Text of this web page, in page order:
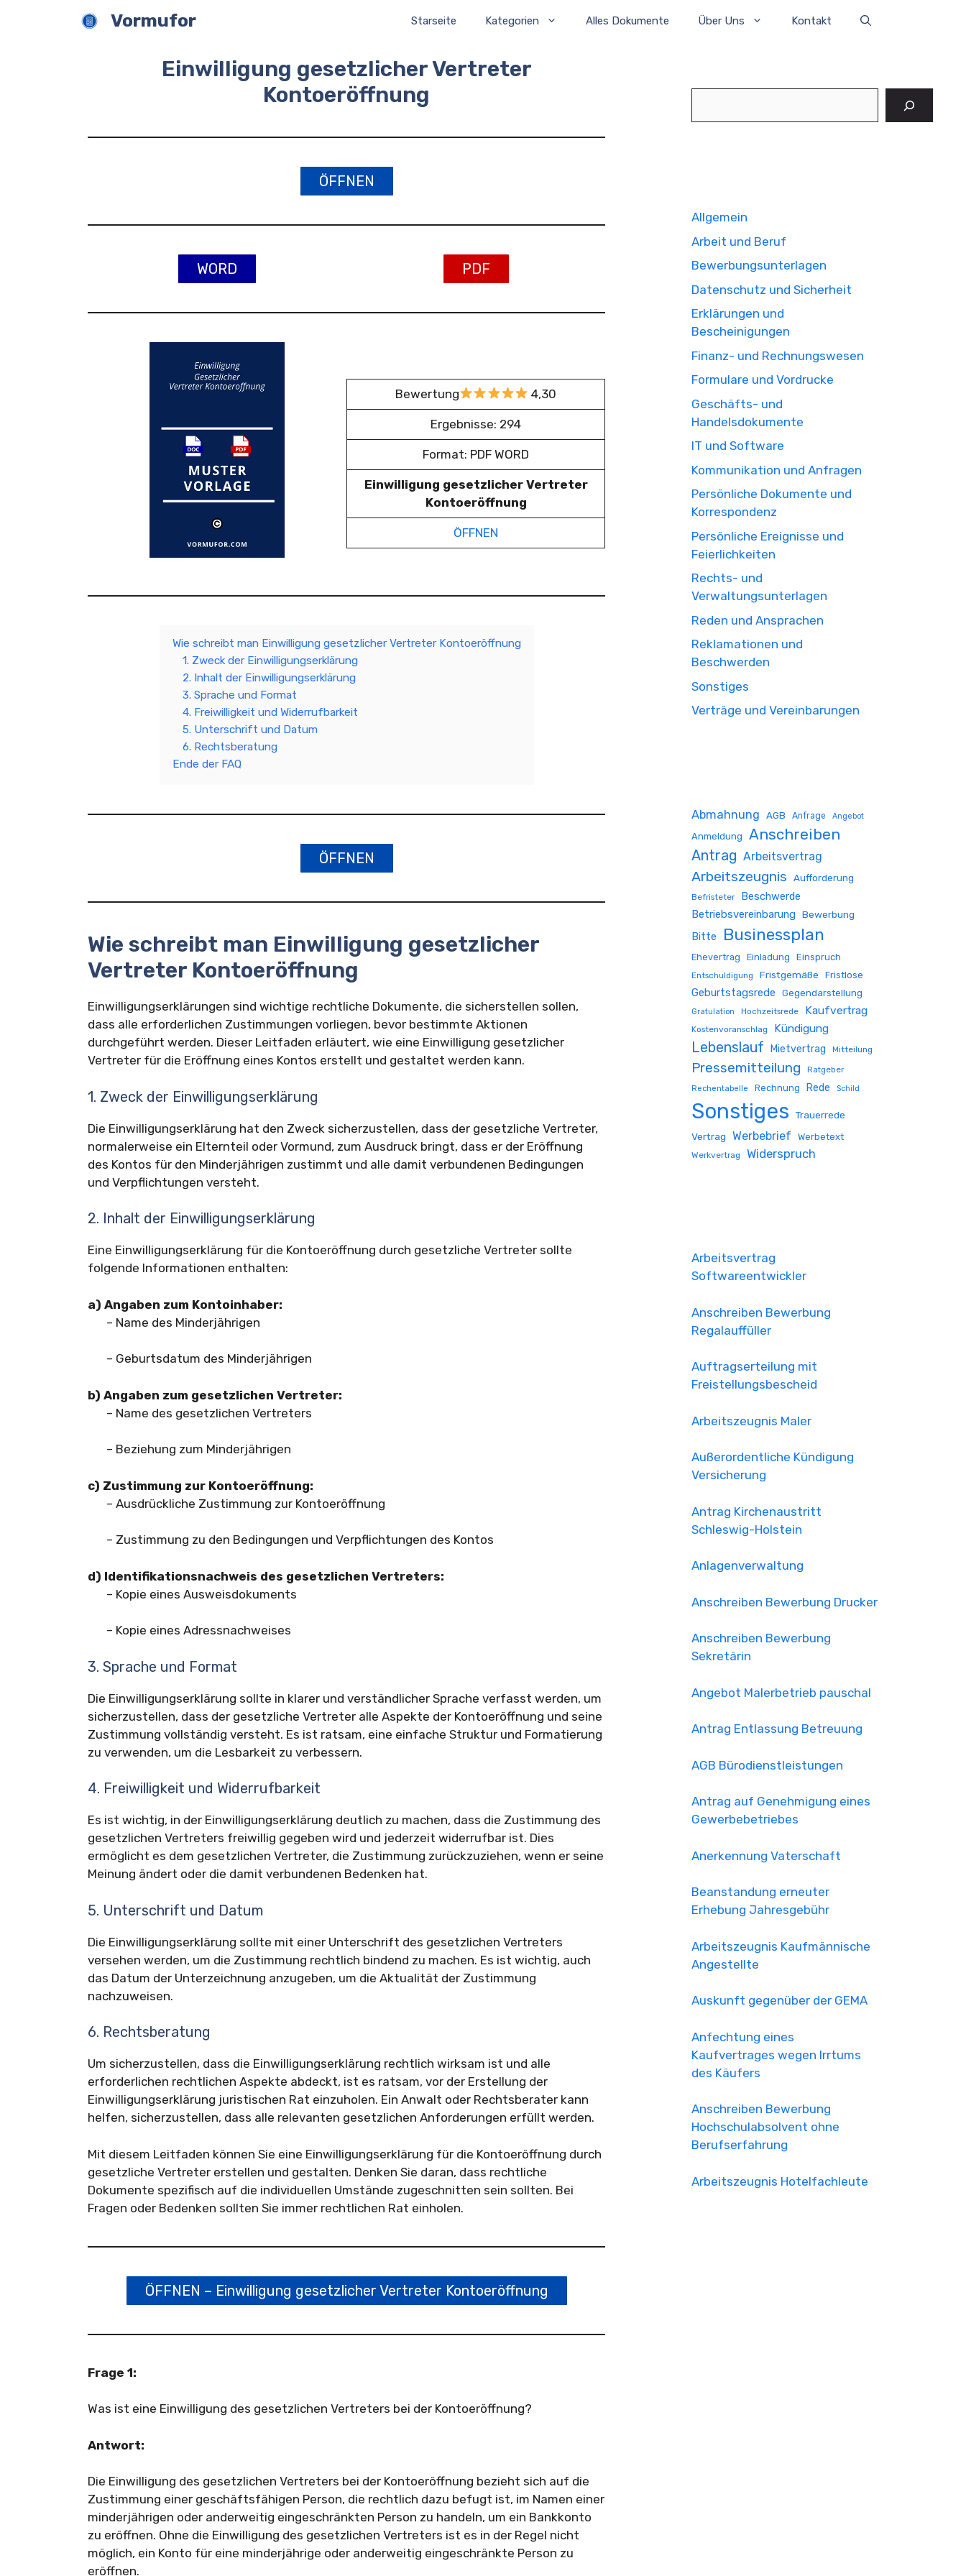
Vormufor Starseite Kategorien Alles Dokumente Über Uns Kontakt
Einwilligung gesetzlicher Vertreter
Kontoeröffnung
ÖFFNEN
WORD PDF
Bewertung 4,30
Ergebnisse: 294
Format: PDF WORD
Einwilligung gesetzlicher Vertreter
Kontoeröffnung
ÖFFNEN
Wie schreibt man Einwilligung gesetzlicher Vertreter Kontoeröffnung
1. Zweck der Einwilligungserklärung
2. Inhalt der Einwilligungserklärung
3. Sprache und Format
4. Freiwilligkeit und Widerrufbarkeit
5. Unterschrift und Datum
6. Rechtsberatung
Ende der FAQ
ÖFFNEN
Wie schreibt man Einwilligung gesetzlicher
Vertreter Kontoeröffnung
Einwilligungserklärungen sind wichtige rechtliche Dokumente, die sicherstellen sollen,
dass alle erforderlichen Zustimmungen vorliegen, bevor bestimmte Aktionen
durchgeführt werden. Dieser Leitfaden erläutert, wie eine Einwilligung gesetzlicher
Vertreter für die Eröffnung eines Kontos erstellt und gestaltet werden kann.
1. Zweck der Einwilligungserklärung
Die Einwilligungserklärung hat den Zweck sicherzustellen, dass der gesetzliche Vertreter,
normalerweise ein Elternteil oder Vormund, zum Ausdruck bringt, dass er der Eröffnung
des Kontos für den Minderjährigen zustimmt und alle damit verbundenen Bedingungen
und Verpflichtungen versteht.
2. Inhalt der Einwilligungserklärung
Eine Einwilligungserklärung für die Kontoeröffnung durch gesetzliche Vertreter sollte
folgende Informationen enthalten:
a) Angaben zum Kontoinhaber:
– Name des Minderjährigen
– Geburtsdatum des Minderjährigen
b) Angaben zum gesetzlichen Vertreter:
– Name des gesetzlichen Vertreters
– Beziehung zum Minderjährigen
c) Zustimmung zur Kontoeröffnung:
– Ausdrückliche Zustimmung zur Kontoeröffnung
– Zustimmung zu den Bedingungen und Verpflichtungen des Kontos
d) Identifikationsnachweis des gesetzlichen Vertreters:
– Kopie eines Ausweisdokuments
– Kopie eines Adressnachweises
3. Sprache und Format
Die Einwilligungserklärung sollte in klarer und verständlicher Sprache verfasst werden, um
sicherzustellen, dass der gesetzliche Vertreter alle Aspekte der Kontoeröffnung und seine
Zustimmung vollständig versteht. Es ist ratsam, eine einfache Struktur und Formatierung
zu verwenden, um die Lesbarkeit zu verbessern.
4. Freiwilligkeit und Widerrufbarkeit
Es ist wichtig, in der Einwilligungserklärung deutlich zu machen, dass die Zustimmung des
gesetzlichen Vertreters freiwillig gegeben wird und jederzeit widerrufbar ist. Dies
ermöglicht es dem gesetzlichen Vertreter, die Zustimmung zurückzuziehen, wenn er seine
Meinung ändert oder die damit verbundenen Bedenken hat.
5. Unterschrift und Datum
Die Einwilligungserklärung sollte mit einer Unterschrift des gesetzlichen Vertreters
versehen werden, um die Zustimmung rechtlich bindend zu machen. Es ist wichtig, auch
das Datum der Unterzeichnung anzugeben, um die Aktualität der Zustimmung
nachzuweisen.
6. Rechtsberatung
Um sicherzustellen, dass die Einwilligungserklärung rechtlich wirksam ist und alle
erforderlichen rechtlichen Aspekte abdeckt, ist es ratsam, vor der Erstellung der
Einwilligungserklärung juristischen Rat einzuholen. Ein Anwalt oder Rechtsberater kann
helfen, sicherzustellen, dass alle relevanten gesetzlichen Anforderungen erfüllt werden.
Mit diesem Leitfaden können Sie eine Einwilligungserklärung für die Kontoeröffnung durch
gesetzliche Vertreter erstellen und gestalten. Denken Sie daran, dass rechtliche
Dokumente spezifisch auf die individuellen Umstände zugeschnitten sein sollten. Bei
Fragen oder Bedenken sollten Sie immer rechtlichen Rat einholen.
ÖFFNEN – Einwilligung gesetzlicher Vertreter Kontoeröffnung
Frage 1:
Was ist eine Einwilligung des gesetzlichen Vertreters bei der Kontoeröffnung?
Antwort:
Die Einwilligung des gesetzlichen Vertreters bei der Kontoeröffnung bezieht sich auf die
Zustimmung einer geschäftsfähigen Person, die rechtlich dazu befugt ist, im Namen einer
minderjährigen oder anderweitig eingeschränkten Person zu handeln, um ein Bankkonto
zu eröffnen. Ohne die Einwilligung des gesetzlichen Vertreters ist es in der Regel nicht
möglich, ein Konto für eine minderjährige oder anderweitig eingeschränkte Person zu
eröffnen.
Allgemein
Arbeit und Beruf
Bewerbungsunterlagen
Datenschutz und Sicherheit
Erklärungen und
Bescheinigungen
Finanz- und Rechnungswesen
Formulare und Vordrucke
Geschäfts- und
Handelsdokumente
IT und Software
Kommunikation und Anfragen
Persönliche Dokumente und
Korrespondenz
Persönliche Ereignisse und
Feierlichkeiten
Rechts- und
Verwaltungsunterlagen
Reden und Ansprachen
Reklamationen und
Beschwerden
Sonstiges
Verträge und Vereinbarungen
Abmahnung AGB Anfrage Angebot
Anmeldung Anschreiben
Antrag Arbeitsvertrag
Arbeitszeugnis Aufforderung
Befristeter
Beschwerde
Betriebsvereinbarung Bewerbung
Bitte Businessplan
Ehevertrag Einladung Einspruch
Entschuldigung Fristgemäße Fristlose
Geburtstagsrede Gegendarstellung
Gratulation Hochzeitsrede Kaufvertrag
Kostenvoranschlag Kündigung
Lebenslauf Mietvertrag Mitteilung
Pressemitteilung Ratgeber
Rechentabelle Rechnung Rede Schild
Sonstiges
Trauerrede
Vertrag
Werbebrief Werbetext
Werkvertrag Widerspruch
Arbeitsvertrag
Softwareentwickler
Anschreiben Bewerbung
Regalauffüller
Auftragserteilung mit
Freistellungsbescheid
Arbeitszeugnis Maler
Außerordentliche Kündigung
Versicherung
Antrag Kirchenaustritt
Schleswig-Holstein
Anlagenverwaltung
Anschreiben Bewerbung Drucker
Anschreiben Bewerbung
Sekretärin
Angebot Malerbetrieb pauschal
Antrag Entlassung Betreuung
AGB Bürodienstleistungen
Antrag auf Genehmigung eines
Gewerbebetriebes
Anerkennung Vaterschaft
Beanstandung erneuter
Erhebung Jahresgebühr
Arbeitszeugnis Kaufmännische
Angestellte
Auskunft gegenüber der GEMA
Anfechtung eines
Kaufvertrages wegen Irrtums
des Käufers
Anschreiben Bewerbung
Hochschulabsolvent ohne
Berufserfahrung
Arbeitszeugnis Hotelfachleute